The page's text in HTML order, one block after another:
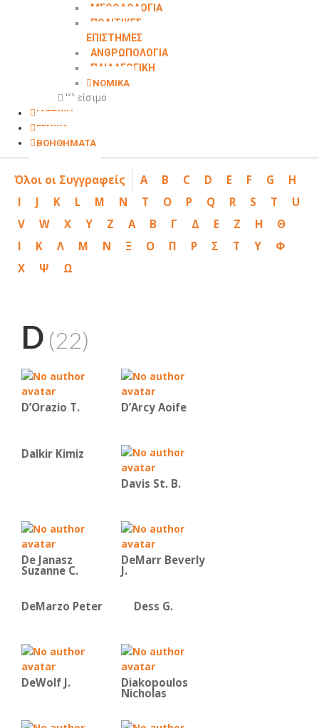
ΜΕΘΟΔΟΛΟΓΙΑ
ΠΟΛΙΤΙΚΕΣ
ΕΠΙΣΤΗΜΕΣ
ΑΝΘΡΩΠΟΛΟΓΙΑ
ΠΑΙΔΑΓΩΓΙΚΗ
ΝΟΜΙΚΑ
Κλείσιμο
ΙΑΤΡΙΚΗ
ΓΕΝΙΚΑ
ΒΟΗΘΗΜΑΤΑ
Όλοι οι Συγγραφείς A B C D E F G
H
I
J K L M N T O P Q R S T
U
V
W X Y Z Α Β Γ Δ Ε Ζ Η
Θ
Ι
Κ Λ Μ Ν Ξ Ο Π Ρ Σ Τ Υ
Φ
Χ
Ψ Ω
D (22)
D’Orazio T. D’Arcy Aoife
Dalkir Kimiz
Davis St. B.
De Janasz
Suzanne C.
DeMarr Beverly
J.
DeMarzo Peter Dess G.
DeWolf J. Diakopoulos
Nicholas